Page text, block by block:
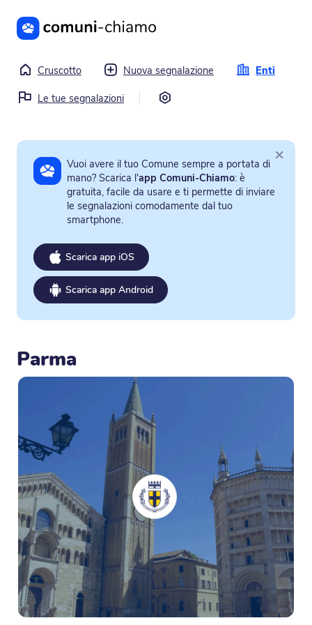
Vai al contenuto principale
Cruscotto Nuova segnalazione
Enti
Le tue segnalazioni
Vuoi avere il tuo Comune sempre a portata di
mano? Scarica l'app Comuni-Chiamo: è
gratuita, facile da usare e ti permette di inviare
le segnalazioni comodamente dal tuo
smartphone.
Scarica app iOS
Scarica app Android
×
Parma